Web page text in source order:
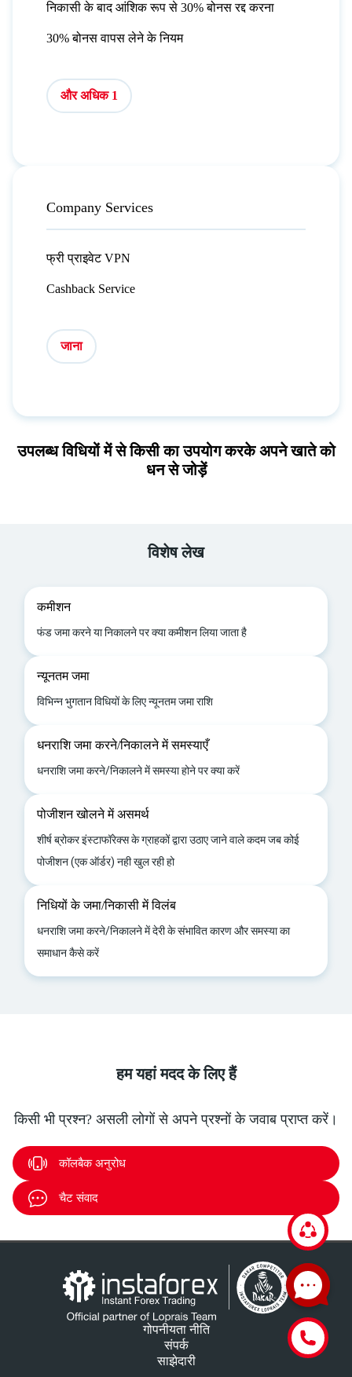
निकासी के बाद आंशिक रूप से 30% बोनस रद्द करना
30% बोनस वापस लेने के नियम
और अधिक 1
Company Services
फ्री प्राइवेट VPN
Cashback Service
जाना
उपलब्ध विधियों में से किसी का उपयोग करके अपने खाते को
धन से जोड़ें
विशेष लेख
कमीशन
फंड जमा करने या निकालने पर क्या कमीशन लिया जाता है
न्यूनतम जमा
विभिन्न भुगतान विधियों के लिए न्यूनतम जमा राशि
धनराशि जमा करने/निकालने में समस्याएँ
धनराशि जमा करने/निकालने में समस्या होने पर क्या करें
पोजीशन खोलने में असमर्थ
शीर्ष ब्रोकर इंस्टाफॉरेक्स के ग्राहकों द्वारा उठाए जाने वाले कदम जब कोई
पोजीशन (एक ऑर्डर) नही खुल रही हो
निधियों के जमा/निकासी में विलंब
धनराशि जमा करने/निकालने में देरी के संभावित कारण और समस्या का
समाधान कैसे करें
हम यहां मदद के लिए हैं
किसी भी प्रश्न? असली लोगों से अपने प्रश्नों के जवाब प्राप्त करें।
कॉलबैक अनुरोध
चैट संवाद
गोपनीयता नीति
संपर्क
साझेदारी